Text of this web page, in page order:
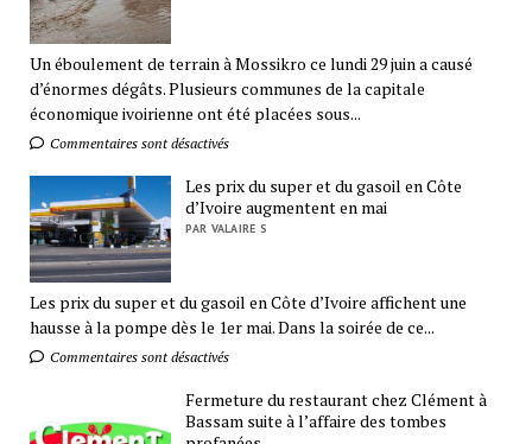
Un éboulement de terrain à Mossikro ce lundi 29 juin a causé
d’énormes dégâts. Plusieurs communes de la capitale
économique ivoirienne ont été placées sous...
Commentaires sont désactivés
Les prix du super et du gasoil en Côte
d’Ivoire augmentent en mai
PAR VALAIRE S
Les prix du super et du gasoil en Côte d’Ivoire affichent une
hausse à la pompe dès le 1er mai. Dans la soirée de ce...
Commentaires sont désactivés
Fermeture du restaurant chez Clément à
Bassam suite à l’affaire des tombes